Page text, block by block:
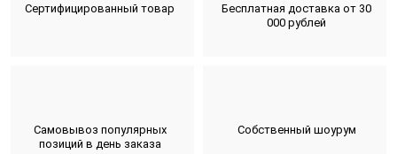
Сертифицированный товар
Бесплатная доставка от 30
000 рублей
Самовывоз популярных
позиций в день заказа
Собственный шоурум